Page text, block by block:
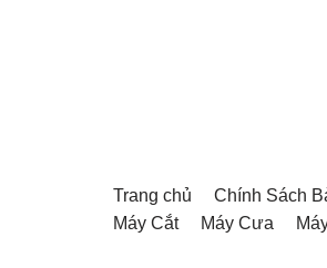
Trang chủ Chính Sách
Máy Cắt
Máy Cưa